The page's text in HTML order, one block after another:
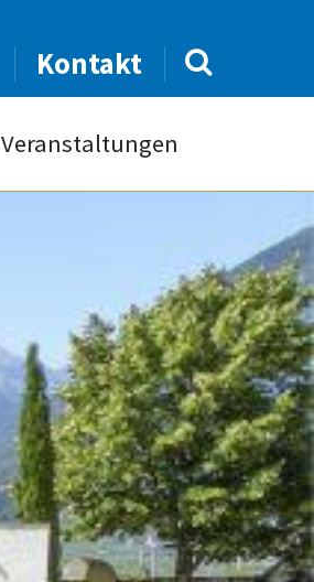
Kontakt
Veranstaltungen